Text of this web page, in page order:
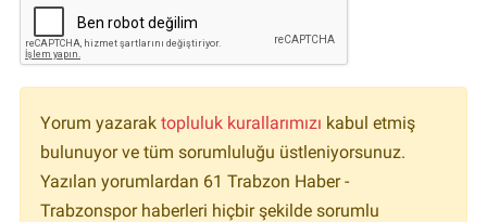
Yorum yazarak topluluk kurallarımızı kabul etmiş
bulunuyor ve tüm sorumluluğu üstleniyorsunuz.
Yazılan yorumlardan 61 Trabzon Haber -
Trabzonspor haberleri hiçbir şekilde sorumlu